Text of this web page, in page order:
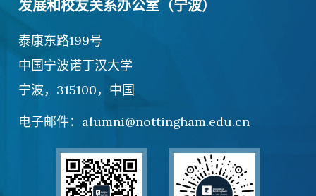
发展和校友关系办公室（宁波）
泰康东路199号
中国宁波诺丁汉大学
宁波，315100，中国
电子邮件：alumni@nottingham.edu.cn